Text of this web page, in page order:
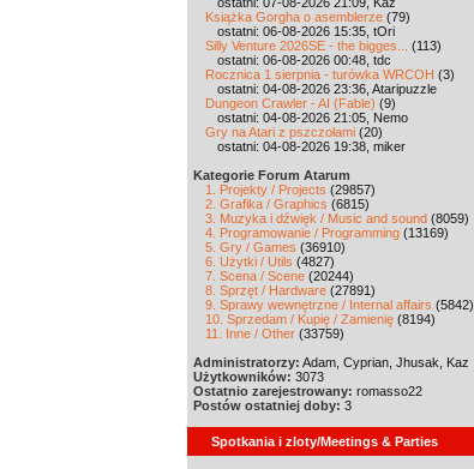
Książka Gorgha o asemblerze (79)
ostatni: 06-08-2026 15:35, tOri
Silly Venture 2026SE - the bigges...
(113)
ostatni: 06-08-2026 00:48, tdc
Rocznica 1 sierpnia - turówka WRCOH (3)
ostatni: 04-08-2026 23:36, Ataripuzzle
Dungeon Crawler - AI (Fable) (9)
ostatni: 04-08-2026 21:05, Nemo
Gry na Atari z pszczołami (20)
ostatni: 04-08-2026 19:38, miker
Kategorie Forum Atarum
1. Projekty / Projects (29857)
2. Grafika / Graphics (6815)
3. Muzyka i dźwięk / Music and sound (8059)
4. Programowanie / Programming (13169)
5. Gry / Games (36910)
6. Użytki / Utils (4827)
7. Scena / Scene (20244)
8. Sprzęt / Hardware (27891)
9. Sprawy wewnętrzne / Internal affairs (5842)
10. Sprzedam / Kupię / Zamienię (8194)
11. Inne / Other (33759)
Administratorzy: Adam, Cyprian, Jhusak, Kaz
Użytkowników: 3073
Ostatnio zarejestrowany: romasso22
Postów ostatniej doby: 3
Spotkania i zloty/Meetings & Parties